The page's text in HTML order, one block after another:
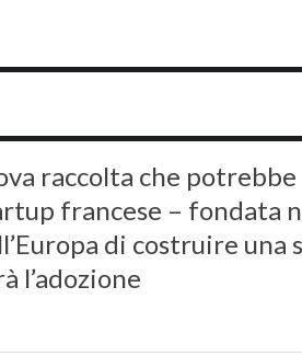
raccolta che
francese – fondata
di costruire una
l’adozione